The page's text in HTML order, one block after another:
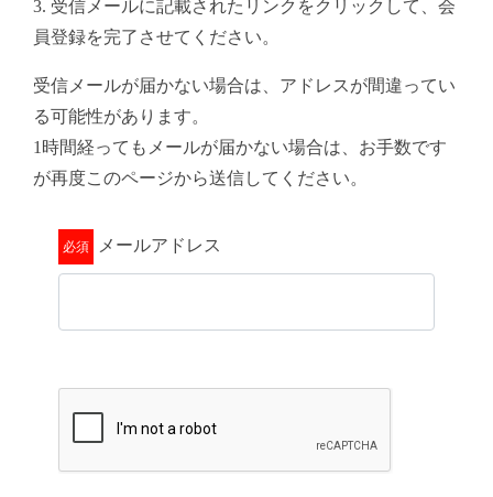
3. 受信メールに記載されたリンクをクリックして、会
員登録を完了させてください。
受信メールが届かない場合は、アドレスが間違ってい
る可能性があります。
1時間経ってもメールが届かない場合は、お手数です
が再度このページから送信してください。
メールアドレス